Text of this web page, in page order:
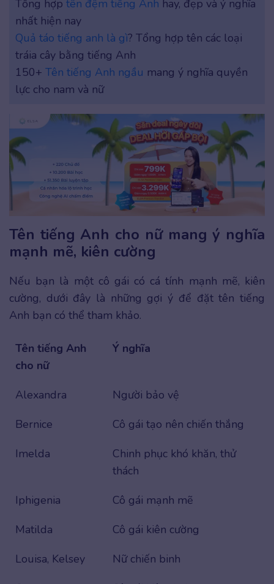
Tổng hợp tên đệm tiếng Anh hay, đẹp và ý nghĩa
nhất hiện nay
Quả táo tiếng anh là gì? Tổng hợp tên các loại
tráia cây bằng tiếng Anh
150+ Tên tiếng Anh ngầu mang ý nghĩa quyền
lực cho nam và nữ
Tên tiếng Anh cho nữ mang ý nghĩa
mạnh mẽ, kiên cường
Nếu bạn là một cô gái có cá tính mạnh mẽ, kiên
cường, dưới đây là những gợi ý để đặt tên tiếng
Anh bạn có thể tham khảo.
Tên tiếng Anh
cho nữ
Ý nghĩa
Alexandra
Người bảo vệ
Bernice
Cô gái tạo nên chiến thắng
Imelda
Chinh phục khó khăn, thử
thách
Iphigenia
Cô gái mạnh mẽ
Matilda
Cô gái kiên cường
Louisa, Kelsey
Nữ chiến binh